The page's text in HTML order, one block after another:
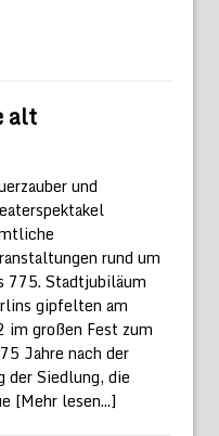
alt
und
rund um
775. Stadtjubiläum
gipfelten am
im großen Fest zum
Jahre nach der
der Siedlung, die
[Mehr lesen...]